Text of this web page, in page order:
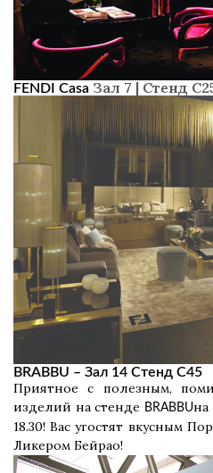
FENDI Casa Зал 7 | Стенд
BRABBU – Зал 14 Стенд C45
Приятное с полезным,
изделий на стенде BRABBUна
18.30! Вас угостят вкусным
Ликером Бейрао!